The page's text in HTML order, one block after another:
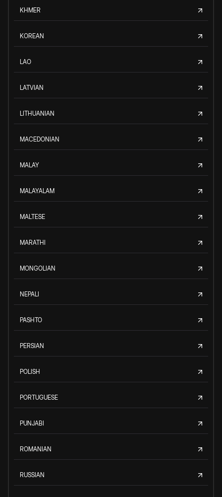
KHMER
KOREAN
LAO
LATVIAN
LITHUANIAN
MACEDONIAN
MALAY
MALAYALAM
MALTESE
MARATHI
MONGOLIAN
NEPALI
PASHTO
PERSIAN
POLISH
PORTUGUESE
PUNJABI
ROMANIAN
RUSSIAN